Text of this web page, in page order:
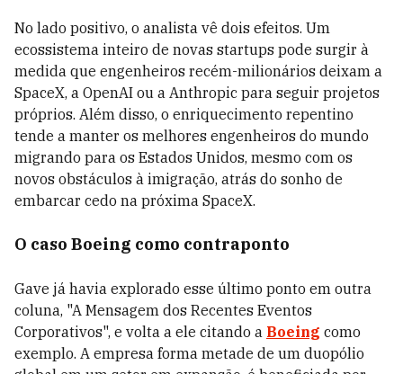
No lado positivo, o analista vê dois efeitos. Um
ecossistema inteiro de novas startups pode surgir à
medida que engenheiros recém-milionários deixam a
SpaceX, a OpenAI ou a Anthropic para seguir projetos
próprios. Além disso, o enriquecimento repentino
tende a manter os melhores engenheiros do mundo
migrando para os Estados Unidos, mesmo com os
novos obstáculos à imigração, atrás do sonho de
embarcar cedo na próxima SpaceX.
O caso Boeing como contraponto
Gave já havia explorado esse último ponto em outra
coluna, "A Mensagem dos Recentes Eventos
Corporativos", e volta a ele citando a Boeing como
exemplo. A empresa forma metade de um duopólio